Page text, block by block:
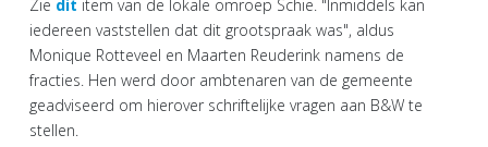
Zie dit item van de lokale omroep Schie. "Inmiddels kan
iedereen vaststellen dat dit grootspraak was", aldus
Monique Rotteveel en Maarten Reuderink namens de
fracties. Hen werd door ambtenaren van de gemeente
geadviseerd om hierover schriftelijke vragen aan B&W te
stellen.